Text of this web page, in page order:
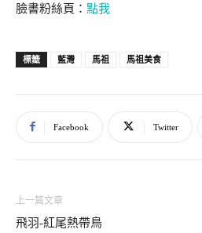
臉書粉絲頁： 點我
標籤 藍灣 馬祖 馬祖美食
Facebook Twitter
上一篇文章
飛羽-紅尾熱帶鳥